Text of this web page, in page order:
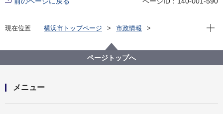
現在位置 横浜市トップページ
市政情報
横浜FCを応援しよう！限定イベントも盛りだくさん！
『あさひ区民DAY』を開催します！ ～旭区在住・在
現在
ページトップへ
メニュー